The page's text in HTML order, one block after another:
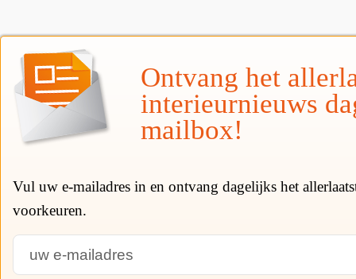
Ontvang het
interieurnieuws
mailbox!
Vul uw e-mailadres in en ontvang dagelijks het
voorkeuren.